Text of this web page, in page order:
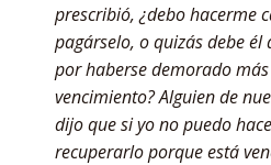
prescribió, ¿debo hacerme
pagárselo, o quizás debe
por haberse demorado
vencimiento? Alguien de
dijo que si yo no puedo
recuperarlo porque está